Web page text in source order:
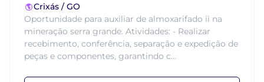
Crixás / GO
Oportunidade para auxiliar de almoxarifado ii na
mineração serra grande. Atividades: - Realizar
recebimento, conferência, separação e expedição de
peças e componentes, garantindo c...